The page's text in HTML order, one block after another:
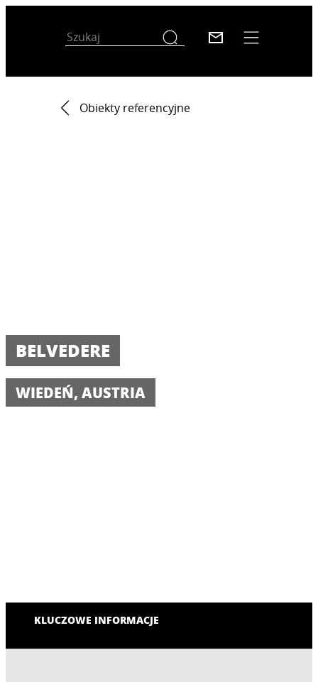
Obiekty referencyjne
BELVEDERE
WIEDEŃ, AUSTRIA
KLUCZOWE INFORMACJE